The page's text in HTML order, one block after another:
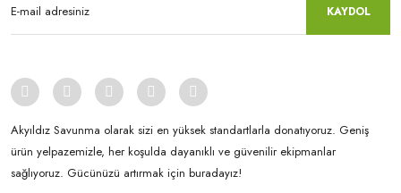
KAYDOL
Akyıldız Savunma olarak sizi en yüksek standartlarla donatıyoruz. Geniş
ürün yelpazemizle, her koşulda dayanıklı ve güvenilir ekipmanlar
sağlıyoruz. Gücünüzü artırmak için buradayız!